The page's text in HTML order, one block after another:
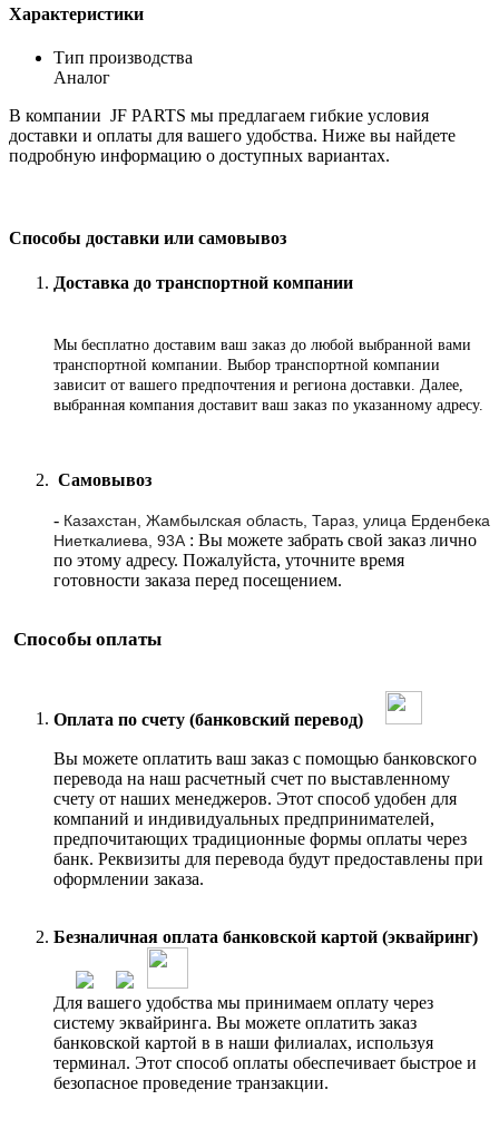
Характеристики
Тип производства
Аналог
В компании JF PARTS мы предлагаем гибкие условия
доставки и оплаты для вашего удобства. Ниже вы найдете
подробную информацию о доступных вариантах.
Способы доставки или самовывоз
Доставка до транспортной компании
Мы бесплатно доставим ваш заказ до любой выбранной вами
транспортной компании. Выбор транспортной компании
зависит от вашего предпочтения и региона доставки. Далее,
выбранная компания доставит ваш заказ по указанному адресу.
Самовывоз
- Казахстан, Жамбылская область, Тараз, улица Ерденбека
Ниеткалиева, 93А : Вы можете забрать свой заказ лично
по этому адресу. Пожалуйста, уточните время
готовности заказа перед посещением.
Способы оплаты
Оплата по счету (банковский перевод)
Вы можете оплатить ваш заказ с помощью банковского
перевода на наш расчетный счет по выставленному
счету от наших менеджеров. Этот способ удобен для
компаний и индивидуальных предпринимателей,
предпочитающих традиционные формы оплаты через
банк. Реквизиты для перевода будут предоставлены при
оформлении заказа.
Безналичная оплата банковской картой (эквайринг)
Для вашего удобства мы принимаем оплату через
систему эквайринга. Вы можете оплатить заказ
банковской картой в в наши филиалах, используя
терминал. Этот способ оплаты обеспечивает быстрое и
безопасное проведение транзакции.